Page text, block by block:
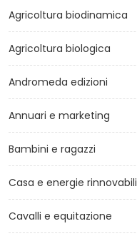
Agricoltura biodinamica
Agricoltura biologica
Andromeda edizioni
Annuari e marketing
Bambini e ragazzi
Casa e energie rinnovabili
Cavalli e equitazione